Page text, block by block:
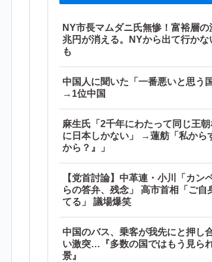
NY市長マムダニ氏無惨！富裕層の
兆円が消える。NYから出て行かな
も
中国人に聞いた「一番悪いと思う
→1位中国
麻生氏「2千年にわたって同じ王
に日本しかない」 →蓮舫「私から
から？』」
【党首討論】中革連・小川「カン
らの答弁、残念」 高市首相「ご自
てる」 議場爆笑
中国のバス、乗客が我先にと押し
い激突…『多数の国ではもう見ら
景』